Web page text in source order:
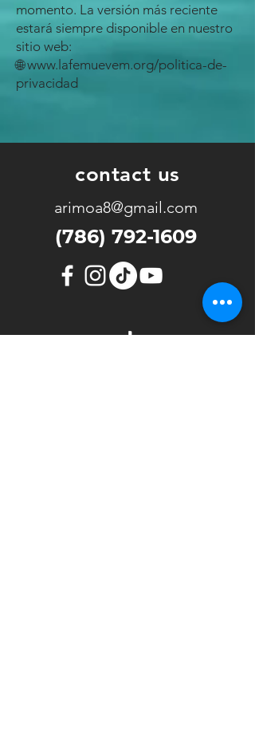
momento. La versión más reciente
estará siempre disponible en nuestro
sitio web:
🌐 www.lafemuevem.org/politica-de-
privacidad
contact us
arimoa8@gmail.com
(786) 792-1609